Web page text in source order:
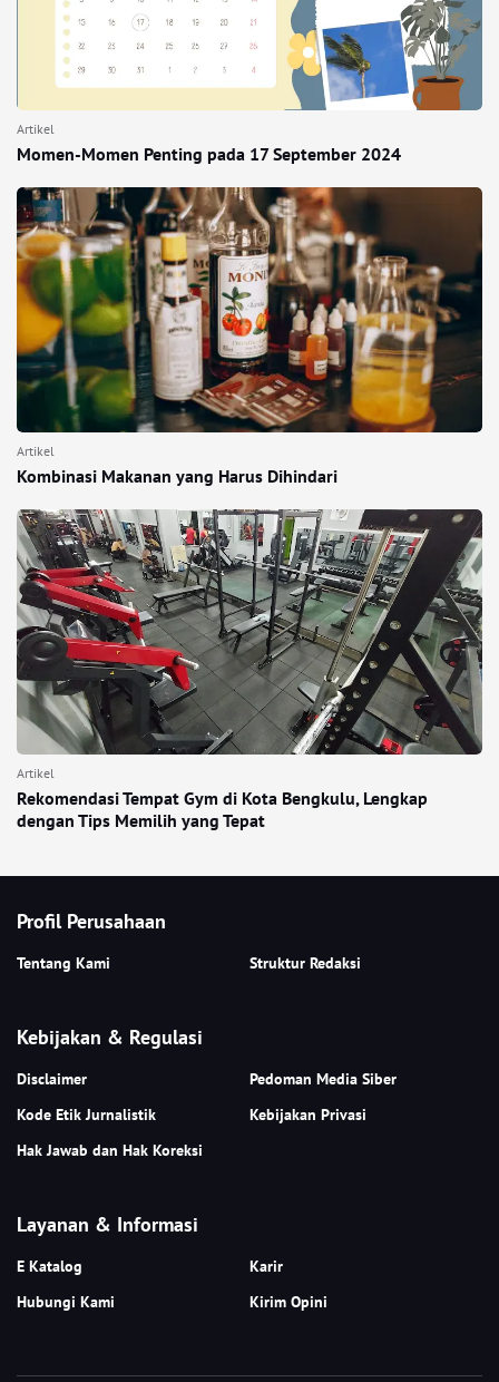
Artikel
Momen-Momen Penting pada 17 September 2024
Artikel
Kombinasi Makanan yang Harus Dihindari
Artikel
Rekomendasi Tempat Gym di Kota Bengkulu, Lengkap
dengan Tips Memilih yang Tepat
Profil Perusahaan
Tentang Kami Struktur Redaksi
Kebijakan & Regulasi
Disclaimer
Pedoman Media Siber
Kode Etik Jurnalistik
Kebijakan Privasi
Hak Jawab dan Hak Koreksi
Layanan & Informasi
E Katalog
Karir
Hubungi Kami
Kirim Opini